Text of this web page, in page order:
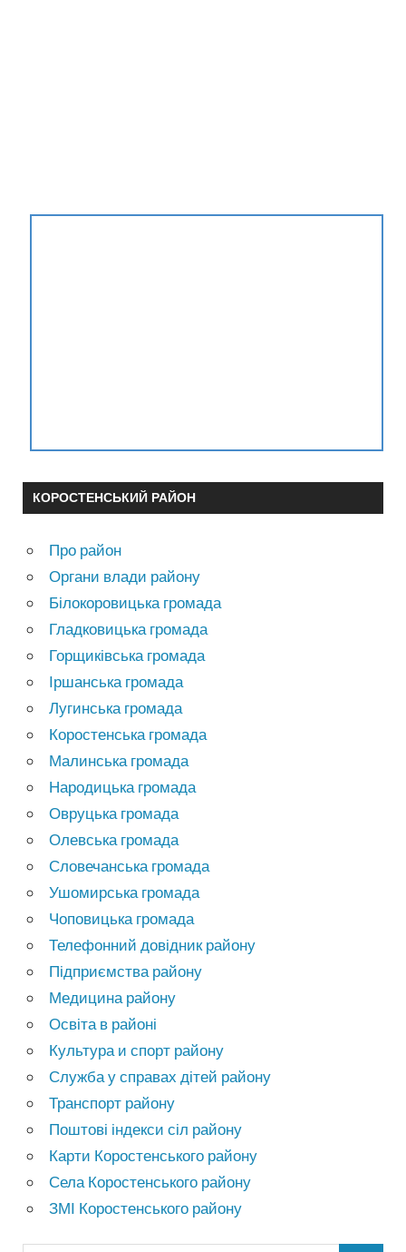
КОРОСТЕНСЬКИЙ РАЙОН
Про район
Органи влади району
Білокоровицька громада
Гладковицька громада
Горщиківська громада
Іршанська громада
Лугинська громада
Коростенська громада
Малинська громада
Народицька громада
Овруцька громада
Олевська громада
Словечанська громада
Ушомирська громада
Чоповицька громада
Телефонний довідник району
Підприємства району
Медицина району
Освіта в районі
Культура и спорт району
Служба у справах дітей району
Транспорт району
Поштові індекси сіл району
Карти Коростенського району
Села Коростенського району
ЗМІ Коростенського району